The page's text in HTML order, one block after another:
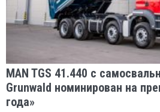
MAN TGS 41.440 с
Grunwald номинирован на
года»